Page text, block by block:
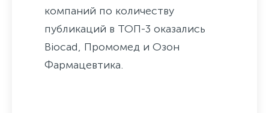
компаний по количеству
публикаций в ТОП-3 оказались
Biocad, Промомед и Озон
Фармацевтика.